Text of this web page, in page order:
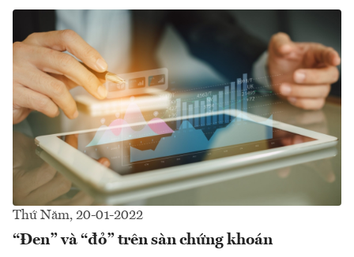
Thứ Năm, 20-01-2022
“Đen” và “đỏ” trên sàn chứng khoán